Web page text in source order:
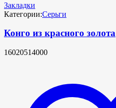
Закладки
Категории:Серьги
Конго из красного золота
16020514000